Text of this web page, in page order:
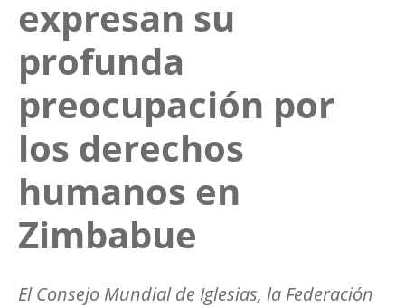
expresan su
profunda
preocupación por
los derechos
humanos en
Zimbabue
El Consejo Mundial de Iglesias, la Federación